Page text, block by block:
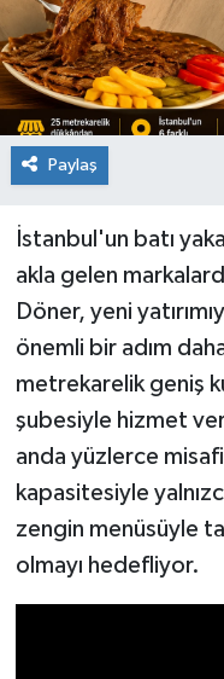
Paylaş
İstanbul'un batı
akla gelen
Döner, yeni
önemli bir adım
metrekarelik geniş
şubesiyle hizmet
anda yüzlerce
kapasitesiyle
zengin menüsüyle
olmayı hedefliyor.